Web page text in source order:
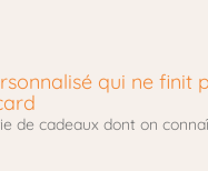
qui ne finit
de cadeaux dont on